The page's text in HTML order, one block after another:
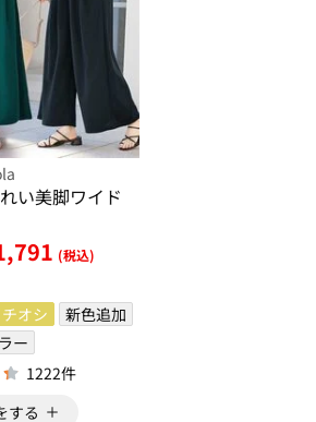
い美脚ワイド
(税込)
オシ
新色追加
ー
1222件
する